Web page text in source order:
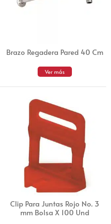
Brazo Regadera Pared 40 Cm
Ver más
Clip Para Juntas Rojo No. 3
mm Bolsa X 100 Und